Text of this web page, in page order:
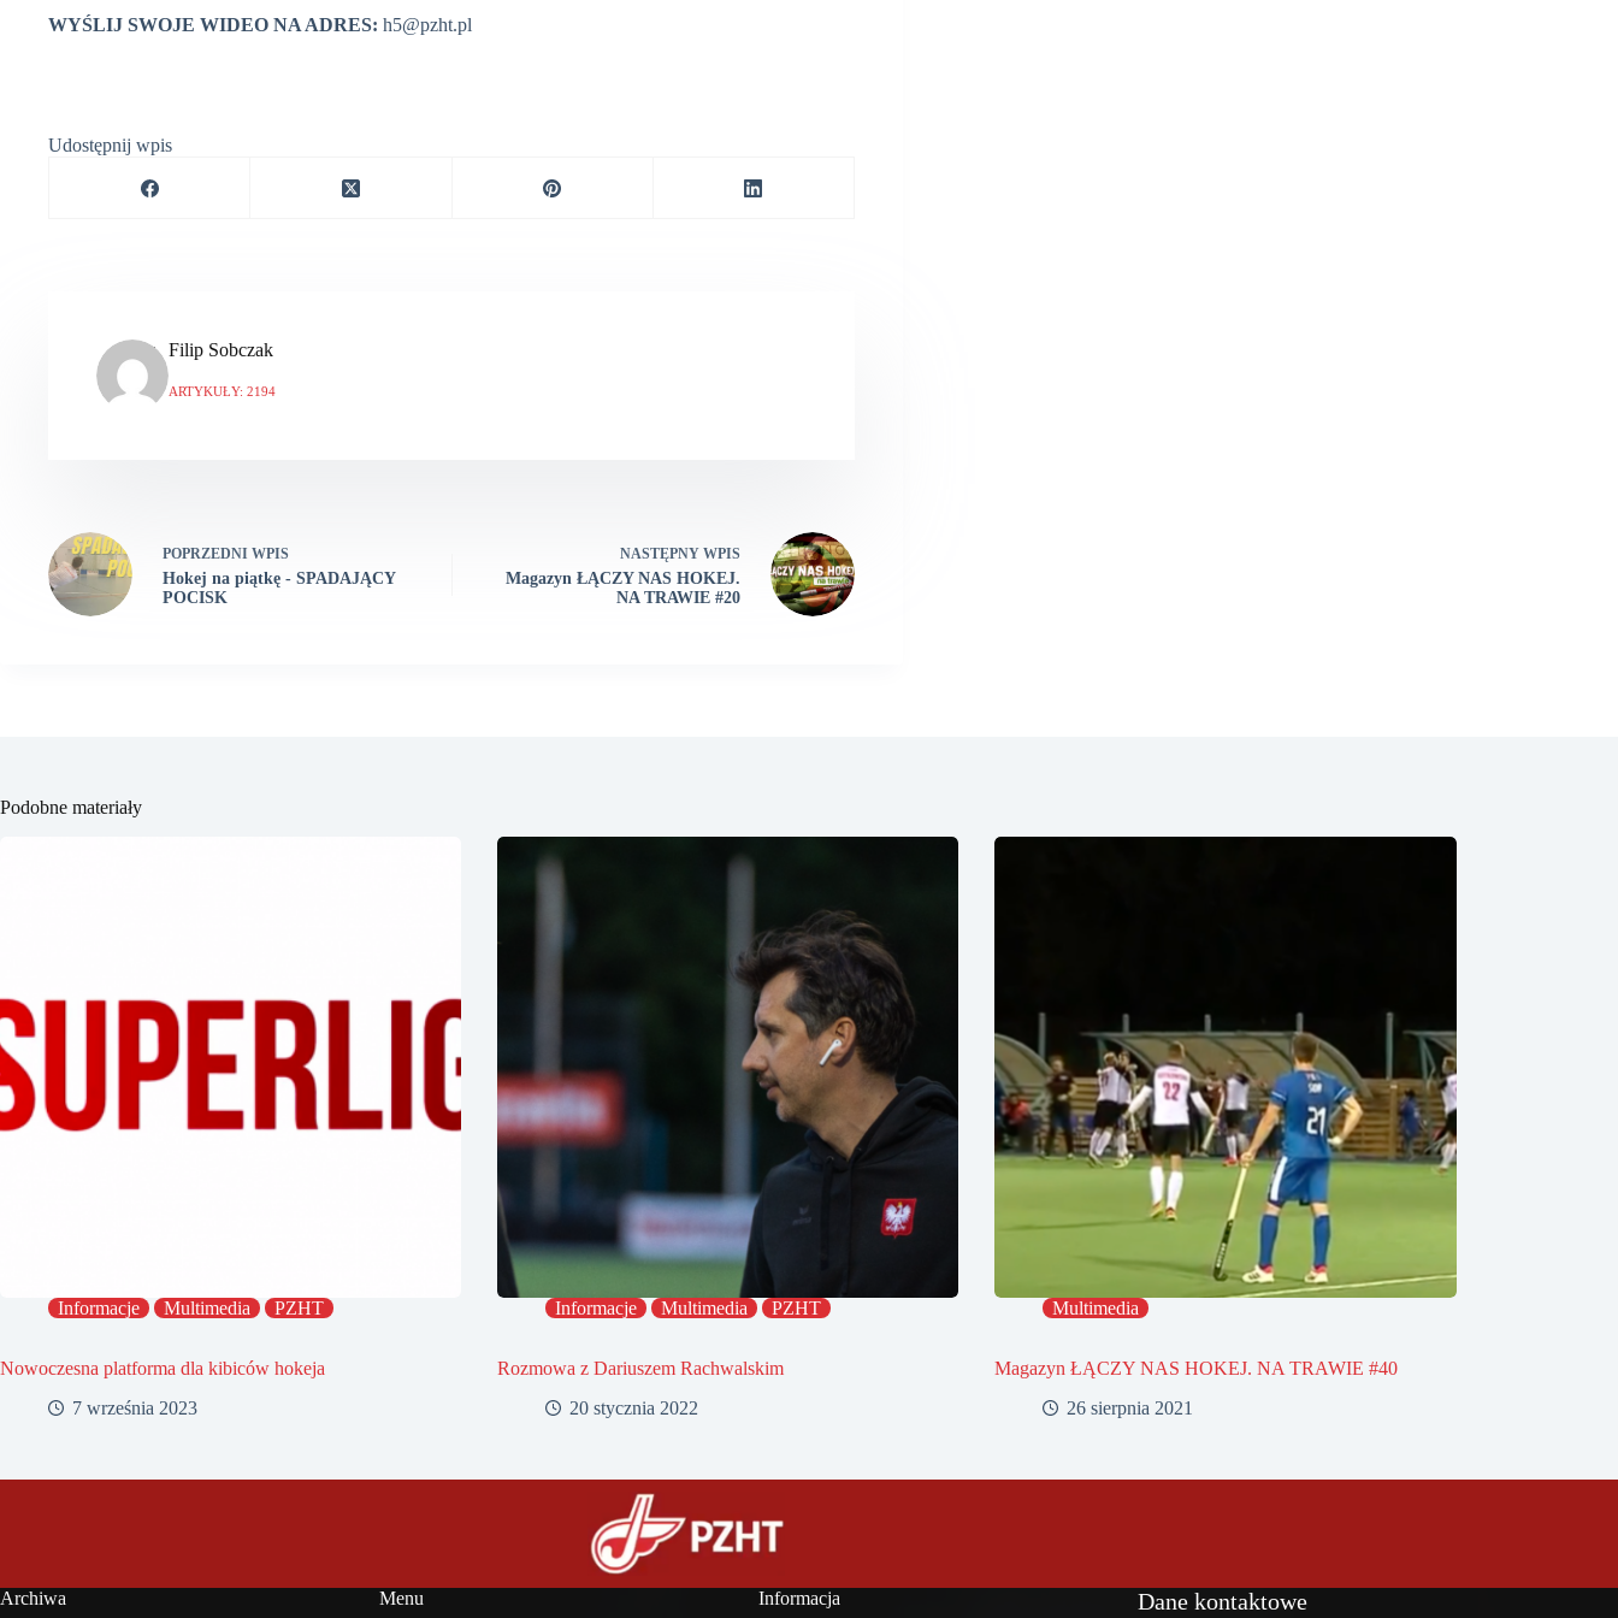
WYŚLIJ SWOJE WIDEO NA ADRES: h5@pzht.pl
Udostępnij wpis
Filip Sobczak
ARTYKUŁY: 2194
POPRZEDNI WPIS
Hokej na piątkę - SPADAJĄCY
POCISK
NASTĘPNY WPIS
Magazyn ŁĄCZY NAS HOKEJ.
NA TRAWIE #20
Podobne materiały
Informacje Multimedia PZHT
Nowoczesna platforma dla kibiców hokeja
7 września 2023
Informacje Multimedia PZHT
Rozmowa z Dariuszem Rachwalskim
20 stycznia 2022
Multimedia
Magazyn ŁĄCZY NAS HOKEJ. NA TRAWIE #40
26 sierpnia 2021
Archiwa Menu Informacja Dane kontaktowe